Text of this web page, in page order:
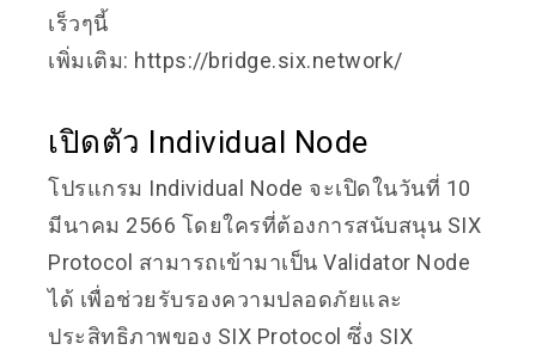
เร็วๆนี้
เพิ่มเติม: https://bridge.six.network/
เปิดตัว Individual Node
โปรแกรม Individual Node จะเปิดในวันที่ 10
มีนาคม 2566 โดยใครที่ต้องการสนับสนุน SIX
Protocol สามารถเข้ามาเป็น Validator Node
ได้ เพื่อช่วยรับรองความปลอดภัยและ
ประสิทธิภาพของ SIX Protocol ซึ่ง SIX